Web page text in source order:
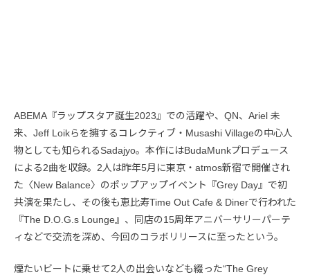
ABEMA『ラップスタア誕生2023』での活躍や、QN、Ariel 未
来、Jeff Loikらを擁するコレクティブ・Musashi Villageの中心人
物としても知られるSadajyo。本作にはBudaMunkプロデュース
による2曲を収録。2人は昨年5月に東京・atmos新宿で開催され
た〈New Balance〉のポップアップイベント『Grey Day』で初
共演を果たし、その後も恵比寿Time Out Cafe & Dinerで行われた
『The D.O.G.s Lounge』、同店の15周年アニバーサリーパーテ
ィなどで交流を深め、今回のコラボリリースに至ったという。
煙たいビートに乗せて2人の出会いなども綴った“The Grey